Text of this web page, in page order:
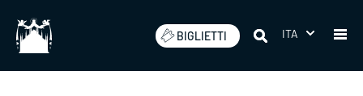
BIGLIETTI ITA